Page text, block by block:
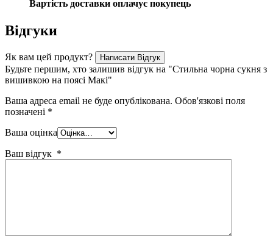
Вартість доставки оплачує покупець
Відгуки
Як вам цей продукт? Написати Відгук
Будьте першим, хто залишив відгук на "Стильна чорна сукня з
вишивкою на поясі Макі"
Ваша адреса email не буде опублікована. Обов'язкові поля
позначені *
Ваша оцінка
Ваш відгук *